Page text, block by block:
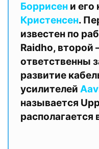
Боррисен и его
Кристенсен.
известен по
Raidho, второй
ответственны
развитие
усилителей
называется
располагается